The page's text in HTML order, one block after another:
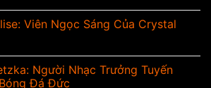
Viên Ngọc Sáng Của Crystal
Người Nhạc Trưởng Tuyến
Đá Đức